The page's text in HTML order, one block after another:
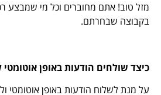
מזל טוב! אתם מחוברים וכל מי שמבצע
בקבוצה שבחרתם.
כיצד שולחים הודעות באופן
על מנת לשלוח הודעות באופן אוטומטי